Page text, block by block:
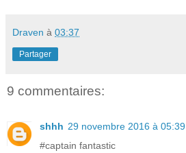
Draven à 03:37
Partager
9 commentaires:
shhh 29 novembre 2016 à 05:39
#captain fantastic